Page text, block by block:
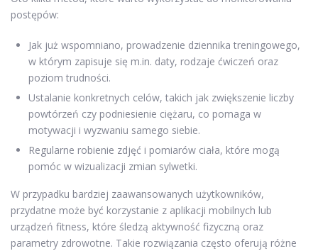
postępów:
Jak już wspomniano, prowadzenie dziennika treningowego,
w którym zapisuje się m.in. daty, rodzaje ćwiczeń oraz
poziom trudności.
Ustalanie konkretnych celów, takich jak zwiększenie liczby
powtórzeń czy podniesienie ciężaru, co pomaga w
motywacji i wyzwaniu samego siebie.
Regularne robienie zdjęć i pomiarów ciała, które mogą
pomóc w wizualizacji zmian sylwetki.
W przypadku bardziej zaawansowanych użytkowników,
przydatne może być korzystanie z aplikacji mobilnych lub
urządzeń fitness, które śledzą aktywność fizyczną oraz
parametry zdrowotne. Takie rozwiązania często oferują różne